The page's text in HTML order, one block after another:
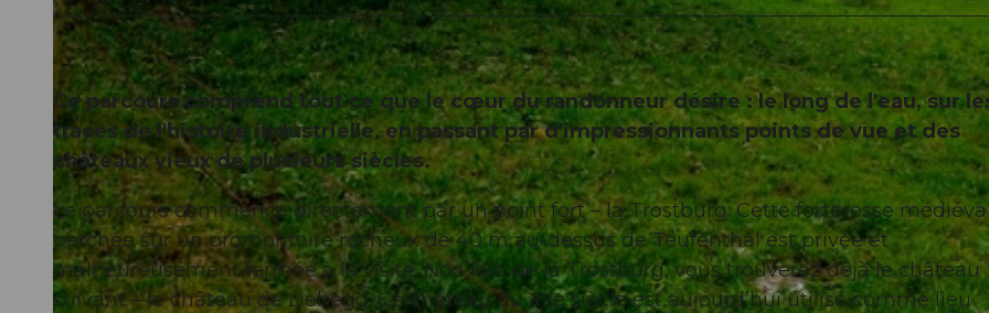
Ce parcours comprend tout ce que le cœur du randonneur désire : le long de l'eau, sur
traces de l'histoire industrielle, en passant par d'impressionnants points de vue et des
châteaux vieux de plusieurs siècles.
Le parcours commence directement par un point fort – la Trostburg. Cette forteresse
perchée sur un promontoire rocheux de 40 m au-dessus de Teufenthal est privée et
malheureusement fermée à la visite. Non loin de la Trostburg, vous trouverez déjà le château
suivant – le château de Liebegg. Ce château du XIIe siècle est aujourd’hui utilisé comme lieu